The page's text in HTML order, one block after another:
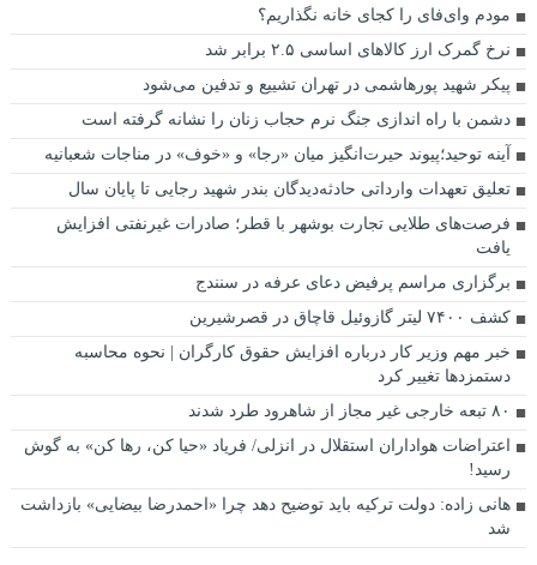
مودم وای‌فای را کجای خانه نگذاریم؟
نرخ گمرک ارز کالاهای اساسی ۲.۵ برابر شد
پیکر شهید پورهاشمی در تهران تشییع و تدفین می‌شود
دشمن با راه اندازی جنگ نرم حجاب زنان را نشانه گرفته است
آینه توحید؛پیوند حیرت‌انگیز میان «رجا» و «خوف» در مناجات شعبانیه
تعلیق تعهدات وارداتی حادثه‌دیدگان بندر شهید رجایی تا پایان سال
فرصت‌های طلایی تجارت بوشهر با قطر؛ صادرات غیرنفتی افزایش
یافت
برگزاری مراسم پرفیض دعای عرفه در سنندج
کشف ۷۴۰۰ لیتر گازوئیل قاچاق در قصرشیرین
خبر مهم وزیر کار درباره افزایش حقوق کارگران | نحوه محاسبه
دستمزدها تغییر کرد
۸۰ تبعه خارجی غیر مجاز از شاهرود طرد شدند
اعتراضات هواداران استقلال در انزلی/ فریاد «حیا کن، رها کن» به گوش
رسید!
هانی زاده: دولت ترکیه باید توضیح دهد چرا «احمدرضا بیضایی» بازداشت
شد